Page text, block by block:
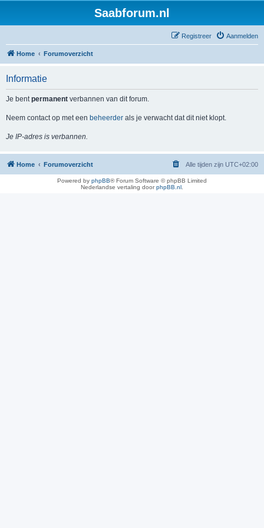
Saabforum.nl
Aanmelden
Registreer
Home Forumoverzicht
Informatie
Je bentpermanent verbannen van dit forum.
Neem contact op met een beheerder als je verwacht dat dit niet klopt.
Je IP-adres is verbannen.
Home Forumoverzicht Alle tijden zijn UTC+02:00
Powered by phpBB® Forum Software © phpBB Limited
Nederlandse vertaling doorphpBB.nl